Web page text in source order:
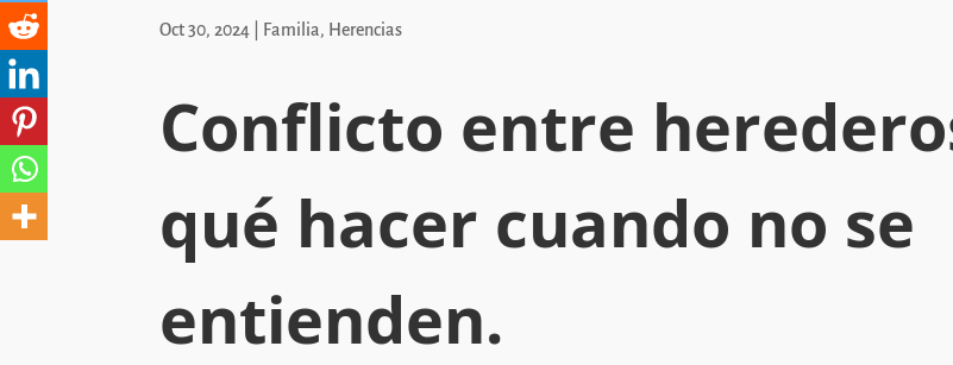
Oct 30, 2024 Familia, Herencias
Conflicto entre
qué hacer cuando no se
entienden.